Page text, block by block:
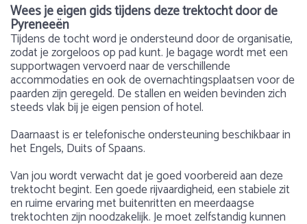
Wees je eigen gids tijdens deze trektocht door de
Pyreneeën
Tijdens de tocht word je ondersteund door de organisatie,
zodat je zorgeloos op pad kunt. Je bagage wordt met een
supportwagen vervoerd naar de verschillende
accommodaties en ook de overnachtingsplaatsen voor de
paarden zijn geregeld. De stallen en weiden bevinden zich
steeds vlak bij je eigen pension of hotel.
Daarnaast is er telefonische ondersteuning beschikbaar in
het Engels, Duits of Spaans.
Van jou wordt verwacht dat je goed voorbereid aan deze
trektocht begint. Een goede rijvaardigheid, een stabiele zit
en ruime ervaring met buitenritten en meerdaagse
trektochten zijn noodzakelijk. Je moet zelfstandig kunnen